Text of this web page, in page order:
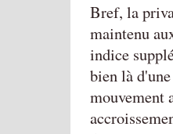
Bref, la
maintenu
indice
bien là
mouvement